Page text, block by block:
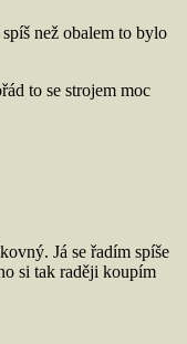
než obalem to bylo
to se strojem moc
Já se řadím spíše
si tak raději koupím